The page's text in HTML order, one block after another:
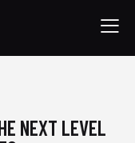
NEXT LEVEL